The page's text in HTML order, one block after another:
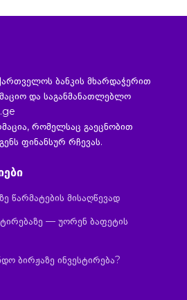
ბანკის მხარდაჭერით
და საგანმანათლებლო
რომელსაც გაეცნობით
ფინანსურ რჩევას.
წარმატების მისაღწევად
— უორენ ბაფეტის
ბირჟაზე ინვესტირება?